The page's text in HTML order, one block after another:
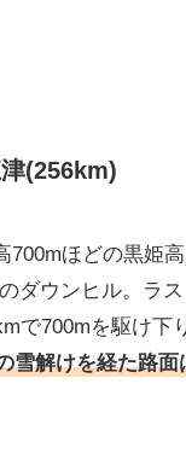
(256km)
700mほどの黒姫
ダウンヒル。ラ
で700mを駆け下
雪解けを経た路面